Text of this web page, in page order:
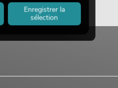
Enregistrer la
sélection